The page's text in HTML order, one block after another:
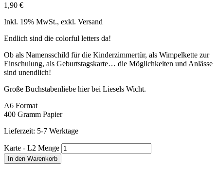
1,90 €
Inkl. 19% MwSt., exkl. Versand
Endlich sind die colorful letters da!
Ob als Namensschild für die Kinderzimmertür, als Wimpelkette zur
Einschulung, als Geburtstagskarte… die Möglichkeiten und Anlässe
sind unendlich!
Große Buchstabenliebe hier bei Liesels Wicht.
A6 Format
400 Gramm Papier
Lieferzeit: 5-7 Werktage
Karte - L2 Menge
In den Warenkorb